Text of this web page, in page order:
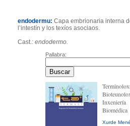
endodermu: Capa embrionaria interna
l’intestín y los texíos asociaos.
Cast.: endodermo.
Pallabra:
Inxeniería
Biomédica
Xurde